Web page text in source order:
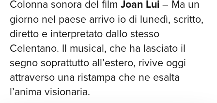
Colonna sonora del film Joan Lui – Ma un
giorno nel paese arrivo io di lunedì, scritto,
diretto e interpretato dallo stesso
Celentano. Il musical, che ha lasciato il
segno soprattutto all’estero, rivive oggi
attraverso una ristampa che ne esalta
l’anima visionaria​.